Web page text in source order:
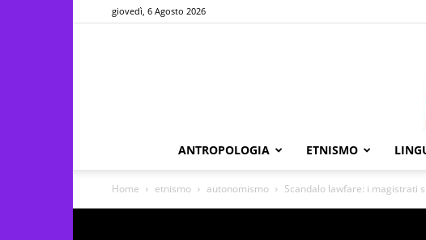
giovedì, 6 Agosto 2026
ANTROPOLOGIA ETNISMO
Home etnismo autonomismo Scandalo lawfare: i magistrati